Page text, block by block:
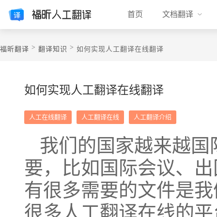
首页 文档翻译
福昕翻译 > 翻译知识 > 如何实现人工翻译在线翻译
如何实现人工翻译在线翻译
人工在线翻译 人工翻译在线 人工翻译介绍
我们的国家越来越
要，比如国际会议、
有很多需要的文件是
很多人工翻译在线的